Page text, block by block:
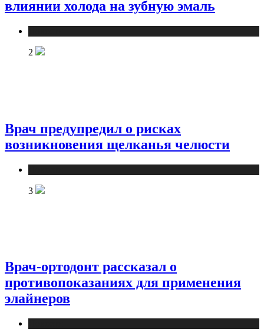
влиянии холода на зубную эмаль
2
Врач предупредил о рисках
возникновения щелканья челюсти
3
Врач-ортодонт рассказал о
противопоказаниях для применения
элайнеров